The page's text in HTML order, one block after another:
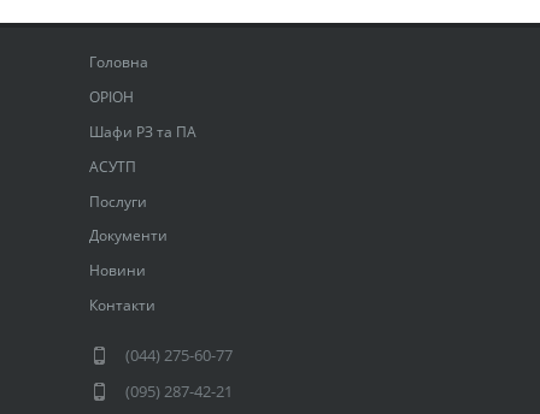
Головна
ОРІОН
Шафи РЗ та ПА
АСУТП
Послуги
Документи
Новини
Контакти
(044) 275-60-77
(095) 287-42-21